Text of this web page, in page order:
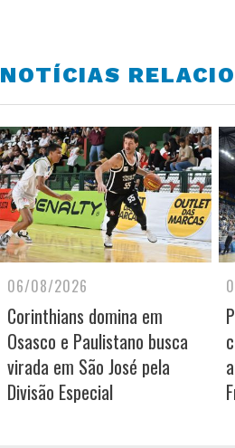
NOTÍCIAS
06/08/2026
Corinthians domina em
Osasco e Paulistano busca
virada em São José pela
Divisão Especial